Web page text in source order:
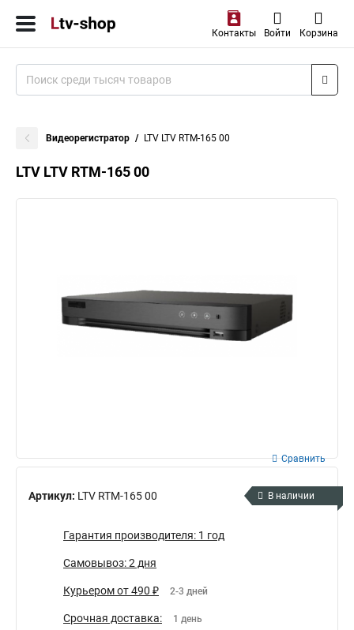
Контакты Войти Корзина
Видеорегистратор LTV LTV RTM-165 00
LTV LTV RTM-165 00
Артикул: LTV RTM-165 00
Сравнить
В наличии
Гарантия производителя: 1 год
Самовывоз: 2 дня
Курьером от 490 ₽ 2-3 дней
Срочная доставка: 1 день